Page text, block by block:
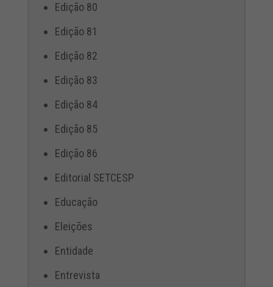
Edição 80
Edição 81
Edição 82
Edição 83
Edição 84
Edição 85
Edição 86
Editorial SETCESP
Educação
Eleições
Entidade
Entrevista